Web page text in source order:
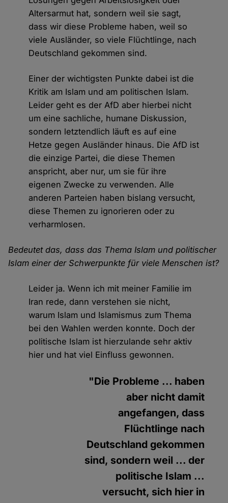
Altersarmut hat, sondern weil sie sagt,
dass wir diese Probleme haben, weil so
viele Ausländer, so viele Flüchtlinge, nach
Deutschland gekommen sind.
Einer der wichtigsten Punkte dabei ist die
Kritik am Islam und am politischen Islam.
Leider geht es der AfD aber hierbei nicht
um eine sachliche, humane Diskussion,
sondern letztendlich läuft es auf eine
Hetze gegen Ausländer hinaus. Die AfD ist
die einzige Partei, die diese Themen
anspricht, aber nur, um sie für ihre
eigenen Zwecke zu verwenden. Alle
anderen Parteien haben bislang versucht,
diese Themen zu ignorieren oder zu
verharmlosen.
Bedeutet das, dass das Thema Islam und politischer
Islam einer der Schwerpunkte für viele Menschen ist?
Leider ja. Wenn ich mit meiner Familie im
Iran rede, dann verstehen sie nicht,
warum Islam und Islamismus zum Thema
bei den Wahlen werden konnte. Doch der
politische Islam ist hierzulande sehr aktiv
hier und hat viel Einfluss gewonnen.
"Die Probleme ... haben
aber nicht damit
angefangen, dass
Flüchtlinge nach
Deutschland gekommen
sind, sondern weil ... der
politische Islam ...
versucht, sich hier in